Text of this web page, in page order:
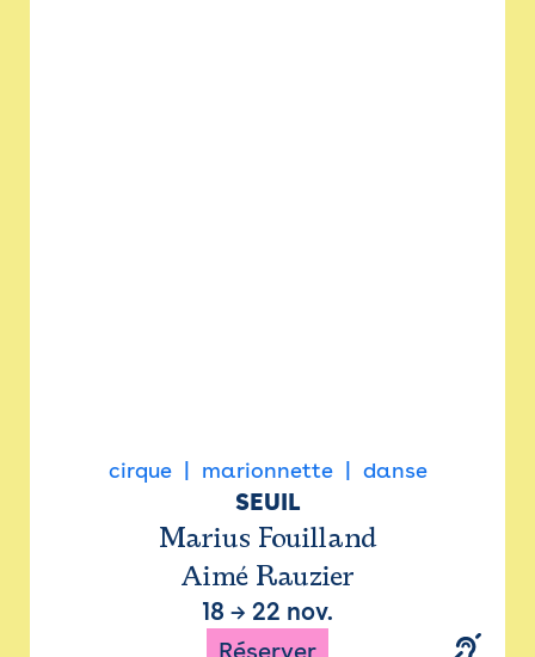
cirque marionnette danse
SEUIL
Marius Fouilland
Aimé Rauzier
18 → 22 nov.
Réserver